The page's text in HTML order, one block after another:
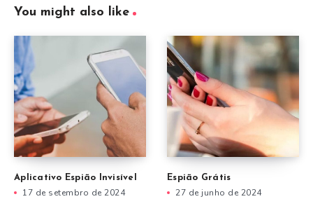
You might also like
Aplicativo Espião Invisível
17 de setembro de 2024
Espião Grátis
27 de junho de 2024